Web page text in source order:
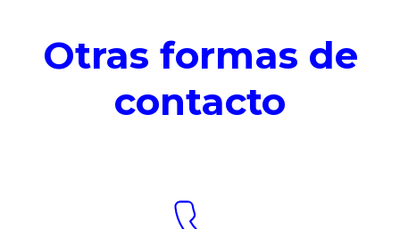
Otras formas de
contacto